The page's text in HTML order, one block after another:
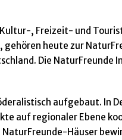
, Freizeit- und
gehören heute zur
Die NaturFreunde
aufgebaut. In
auf regionaler Ebene
Häuser